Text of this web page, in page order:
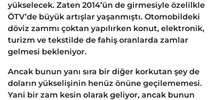
yükselecek. Zaten 2014’ün de girmesiyle özelilkle
ÖTV’de büyük artışlar yaşanmıştı. Otomobildeki
döviz zammı çoktan yapılırken konut, elektronik,
turizm ve tekstilde de fahiş oranlarda zamlar
gelmesi bekleniyor.
Ancak bunun yanı sıra bir diğer korkutan şey de
doların yükselişinin henüz önüne geçilememesi.
Yani bir zam kesin olarak geliyor, ancak bunun